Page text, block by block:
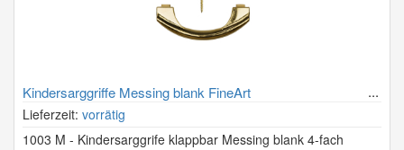
Kindersarggriffe Messing blank FineArt
Lieferzeit: vorrätig
1003 M - Kindersarggrife klappbar Messing blank 4-fach